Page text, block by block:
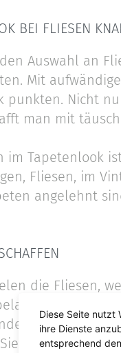
BEI FLIESEN
Auswahl an
Mit
punkten. Nicht
man mit
im Tapetenlook
Fliesen, im
angelehnt
die Fliesen,
kombiniert
Farbton,
mit Ihren
Diese Seite nutzt
ihre Dienste
entsprechend